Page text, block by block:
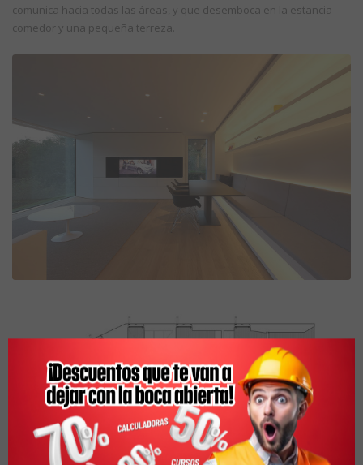
comunica hacia todas las áreas, y que desemboca en la estancia-
comedor y una pequeña terreza.